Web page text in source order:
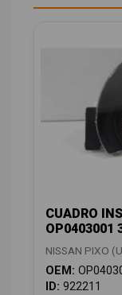
CUADRO
OP0403001
NISSAN PIXO
OEM:
ID: 922211